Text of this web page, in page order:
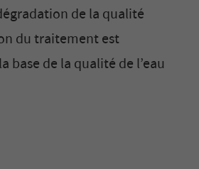
de la qualité
du traitement est
base de la qualité de l’eau